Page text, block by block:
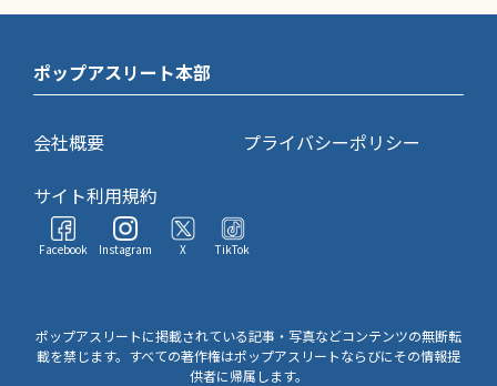
ポップアスリート本部
会社概要
プライバシーポリシー
サイト利用規約
Facebook Instagram X TikTok
ポップアスリートに掲載されている記事・写真などコンテンツの無断転
載を禁じます。すべての著作権はポップアスリートならびにその情報提
供者に帰属します。